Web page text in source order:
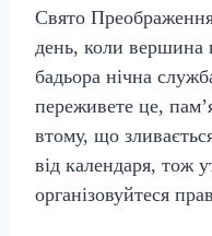
Свято
день, коли вершина
бадьора нічна
переживете це,
втому, що
від календаря, тож
організовуйтеся